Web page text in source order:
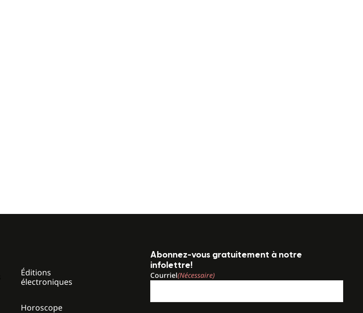
Éditions
électroniques
Horoscope
Abonnez-vous gratuitement à notre
infolettre!
Courriel(Nécessaire)